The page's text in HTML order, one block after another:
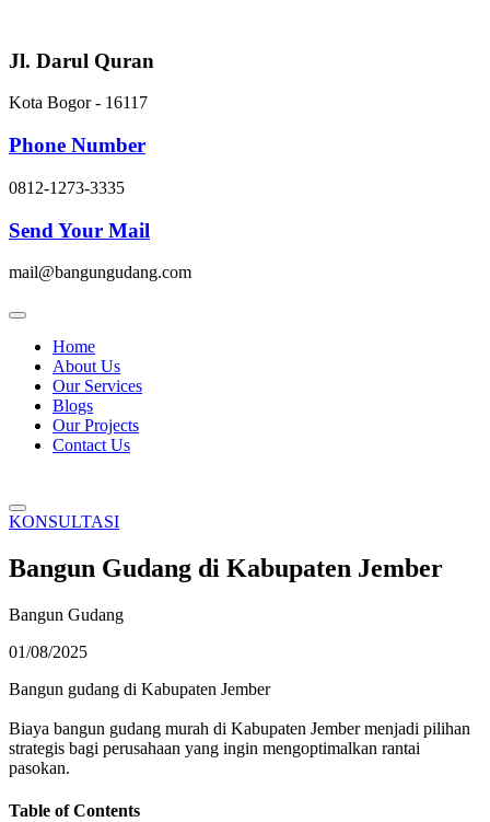
content
Jl. Darul Quran
Kota Bogor - 16117
Phone Number
0812-1273-3335
Send Your Mail
mail@bangungudang.com
Home
About Us
Our Services
Blogs
Our Projects
Contact Us
KONSULTASI
Bangun Gudang di Kabupaten Jember
Bangun Gudang
01/08/2025
Bangun gudang di Kabupaten Jember
Biaya bangun gudang murah di Kabupaten Jember menjadi pilihan
strategis bagi perusahaan yang ingin mengoptimalkan rantai
pasokan.
Table of Contents